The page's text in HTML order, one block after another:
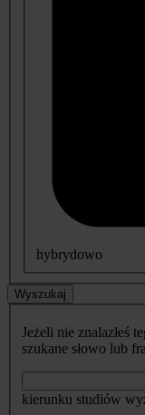
hybrydowo
Wyszukaj
Jeżeli nie znalazłeś
szukane słowo lub
kierunku studiów